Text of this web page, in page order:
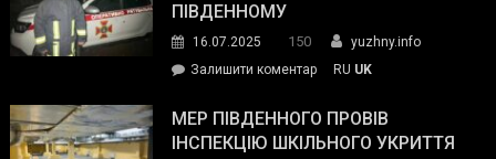
силових
та
органів:
«Наш
ПІВДЕННОМУ
16.07.2025 150
yuzhny.info
Залишити коментарon
ДСНС
власноруч
RU UK
МЕР ПІВДЕННОГО ПРОВІВ
ІНСПЕКЦІЮ ШКІЛЬНОГО УКРИТТЯ